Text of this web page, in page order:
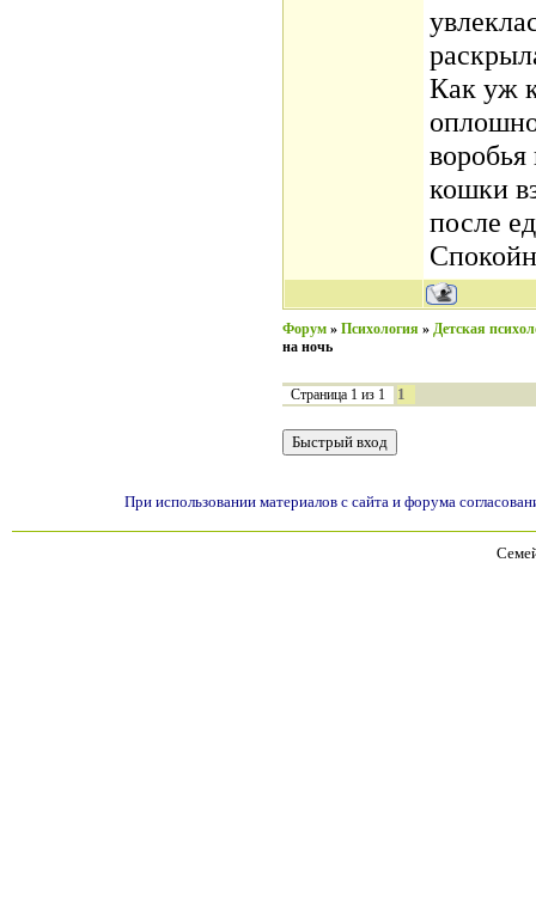
Как уж
воробья
кошки
после
Форум » Психология » Детская
на ночь
Страница 1 из 1 1
При использовании материалов с сайта и форума